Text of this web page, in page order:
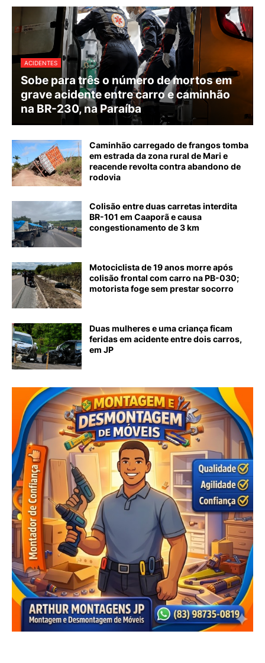
ACIDENTES
Sobe para três o número de mortos em
grave acidente entre carro e caminhão
na BR-230, na Paraíba
Caminhão carregado de frangos tomba
em estrada da zona rural de Mari e
reacende revolta contra abandono de
rodovia
Colisão entre duas carretas interdita
BR-101 em Caaporã e causa
congestionamento de 3 km
Motociclista de 19 anos morre após
colisão frontal com carro na PB-030;
motorista foge sem prestar socorro
Duas mulheres e uma criança ficam
feridas em acidente entre dois carros,
em JP